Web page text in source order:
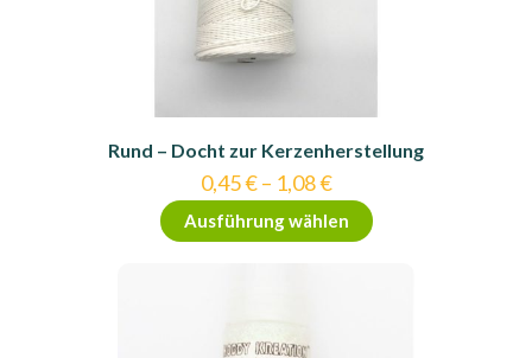
Rund – Docht zur Kerzenherstellung
0,45€– 1,08€
Ausführung wählen
Dieses
Produkt